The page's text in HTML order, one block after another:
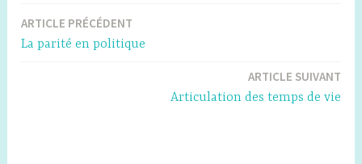
ARTICLE PRÉCÉDENT
La parité en politique
ARTICLE SUIVANT
Articulation des temps de vie